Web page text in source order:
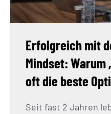
Erfolgreich mit
Mindset: Warum
oft die beste
Seit fast 2 Jahren